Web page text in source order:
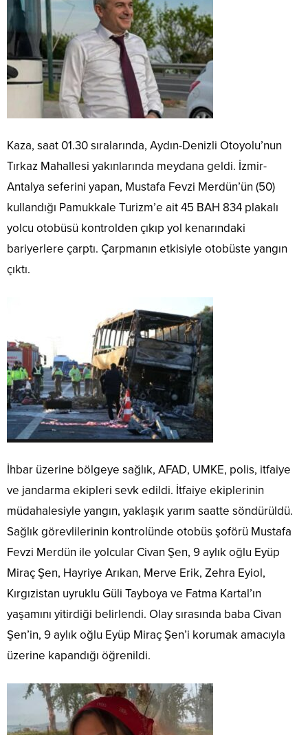
Kaza, saat 01.30 sıralarında, Aydın-Denizli Otoyolu’nun
Tırkaz Mahallesi yakınlarında meydana geldi. İzmir-
Antalya seferini yapan, Mustafa Fevzi Merdün’ün (50)
kullandığı Pamukkale Turizm’e ait 45 BAH 834 plakalı
yolcu otobüsü kontrolden çıkıp yol kenarındaki
bariyerlere çarptı. Çarpmanın etkisiyle otobüste yangın
çıktı.
İhbar üzerine bölgeye sağlık, AFAD, UMKE, polis, itfaiye
ve jandarma ekipleri sevk edildi. İtfaiye ekiplerinin
müdahalesiyle yangın, yaklaşık yarım saatte söndürüldü.
Sağlık görevlilerinin kontrolünde otobüs şoförü Mustafa
Fevzi Merdün ile yolcular Civan Şen, 9 aylık oğlu Eyüp
Miraç Şen, Hayriye Arıkan, Merve Erik, Zehra Eyiol,
Kırgızistan uyruklu Güli Tayboya ve Fatma Kartal’ın
yaşamını yitirdiği belirlendi. Olay sırasında baba Civan
Şen’in, 9 aylık oğlu Eyüp Miraç Şen’i korumak amacıyla
üzerine kapandığı öğrenildi.